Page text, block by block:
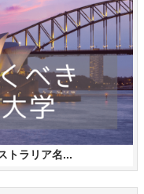
トラリア名...